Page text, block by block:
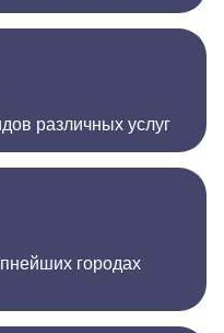
различных услуг
городах